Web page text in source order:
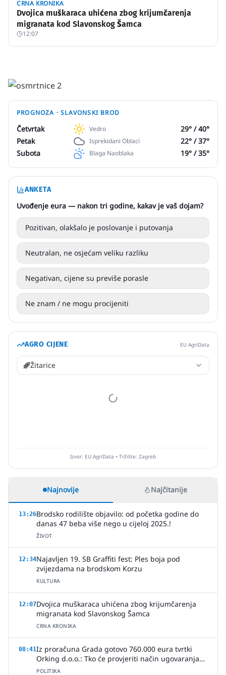
CRNA KRONIKA
Dvojica muškaraca uhićena zbog krijumčarenja
migranata kod Slavonskog Šamca
12:07
PROGNOZA ·SLAVONSKI BROD
Četvrtak Vedro 29° /40°
Petak
Isprekidani Oblaci 22° /37°
Subota
Blaga Naoblaka 19° /35°
ANKETA
Uvođenje eura — nakon tri godine, kakav je vaš dojam?
Pozitivan, olakšalo je poslovanje i putovanja
Neutralan, ne osjećam veliku razliku
Negativan, cijene su previše porasle
Ne znam / ne mogu procijeniti
AGRO CIJENE EU AgriData
Žitarice
Izvor: EU AgriData • Tržište: Zagreb
Najnovije Najčitanije
13:26Brodsko rodilište objavilo: od početka godine do
danas 47 beba više nego u cijeloj 2025.!
ŽIVOT
12:34Najavljen 19. SB Graffiti fest: Ples boja pod
zvijezdama na brodskom Korzu
KULTURA
12:07Dvojica muškaraca uhićena zbog krijumčarenja
migranata kod Slavonskog Šamca
CRNA KRONIKA
08:41Iz proračuna Grada gotovo 760.000 eura tvrtki
Orking d.o.o.: Tko će provjeriti način ugovaranja
poslova?
POLITIKA